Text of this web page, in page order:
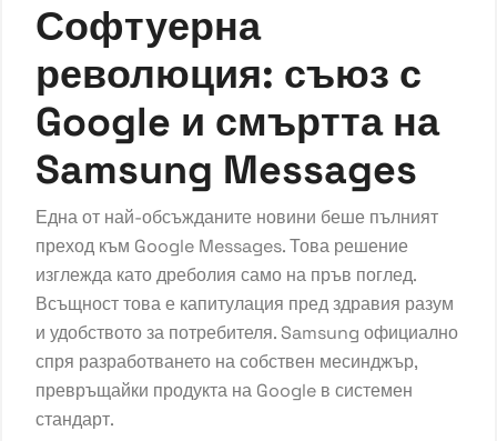
Софтуерна
революция: съюз с
Google и смъртта на
Samsung Messages
Една от най-обсъжданите новини беше пълният
преход към Google Messages. Това решение
изглежда като дреболия само на пръв поглед.
Всъщност това е капитулация пред здравия разум
и удобството за потребителя. Samsung официално
спря разработването на собствен месинджър,
превръщайки продукта на Google в системен
стандарт.